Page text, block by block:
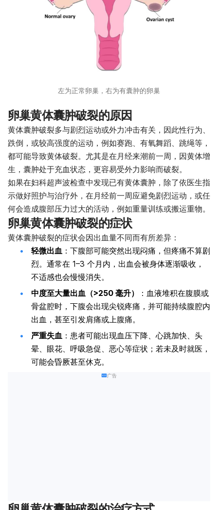
左为正常卵巢，右为有囊肿的卵巢
卵巢黄体囊肿破裂的原因
黄体囊肿破裂多与剧烈运动或外力冲击有关，因此性行为、
跌倒，或较高强度的运动，例如赛跑、有氧舞蹈、跳绳等，
都可能导致黄体破裂。尤其是在月经来潮前一周，因黄体增
生，囊肿处于充血状态，更容易受外力影响而破裂。
如果在妇科超声波检查中发现已有黄体囊肿，除了依医生指
示做好照护与治疗外，在月经前一周应避免剧烈运动，或任
何会造成腹部压力过大的活动，例如重量训练或搬运重物。
卵巢黄体囊肿破裂的症状
黄体囊肿破裂的症状会因出血量不同而有所差异：
轻微出血 ：下腹部可能突然出现闷痛，但疼痛不算剧
烈。通常在 1–3 个月内，出血会被身体逐渐吸收，
不适感也会慢慢消失。
中度至大量出血（>250 毫升）
：血液堆积在腹膜或
骨盆腔时，下腹会出现尖锐疼痛，并可能持续腹腔内
出血，甚至引发肩痛或上腹痛。
严重失血 ：患者可能出现血压下降、心跳加快、头
晕、眼花、呼吸急促、恶心等症状；若未及时就医，
可能会昏厥甚至休克。
广告